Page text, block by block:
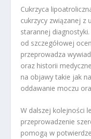
Cukrzyca
cukrzycy związanej z
starannej
od szczegółowej
przeprowadza
oraz historii
na objawy takie jak
oddawanie moczu
W dalszej kolejności
przeprowadzenie
pomogą w